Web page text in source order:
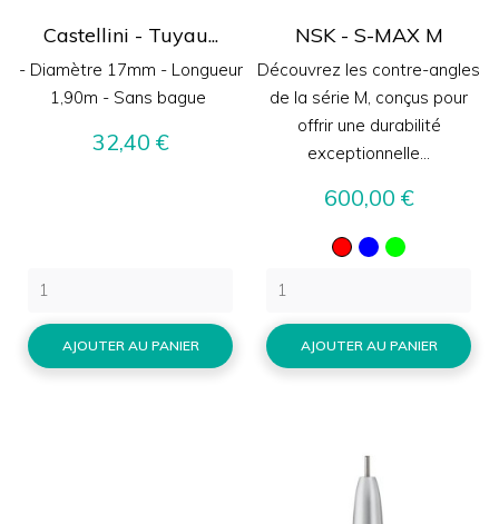
Castellini - Tuyau...
- Diamètre 17mm - Longueur
1,90m - Sans bague
Prix
32,40 €
AJOUTER AU PANIER
NSK - S-MAX M
Découvrez les contre-angles
de la série M, conçus pour
offrir une durabilité
exceptionnelle...
Prix
600,00 €
RougeBleuVert
AJOUTER AU PANIER